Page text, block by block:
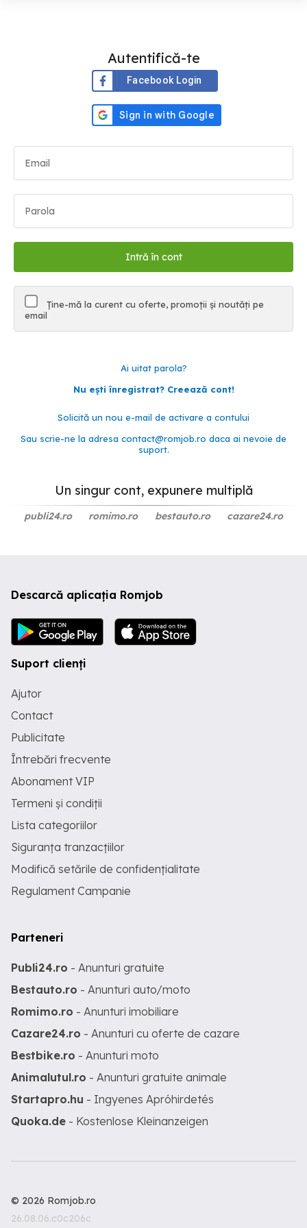
Autentifică-te
Facebook Login
Ține-mă la curent cu oferte, promoții și noutăți pe
email
Ai uitat parola?
Nu ești înregistrat? Creează cont!
Solicită un nou e-mail de activare a contului
Sau scrie-ne la adresa contact@romjob.ro daca ai nevoie de
suport.
Un singur cont, expunere multiplă
publi24.ro romimo.ro bestauto.ro cazare24.ro
Descarcă aplicația Romjob
Suport clienți
Ajutor
Contact
Publicitate
Întrebări frecvente
Abonament VIP
Termeni și condiții
Lista categoriilor
Siguranța tranzacțiilor
Modifică setările de confidențialitate
Regulament Campanie
Parteneri
Publi24.ro - Anunturi gratuite
Bestauto.ro - Anunturi auto/moto
Romimo.ro - Anunturi imobiliare
Cazare24.ro - Anunturi cu oferte de cazare
Bestbike.ro - Anunturi moto
Animalutul.ro - Anunturi gratuite animale
Startapro.hu - Ingyenes Apróhirdetés
Quoka.de - Kostenlose Kleinanzeigen
© 2026 Romjob.ro
26.08.06.c0c206c